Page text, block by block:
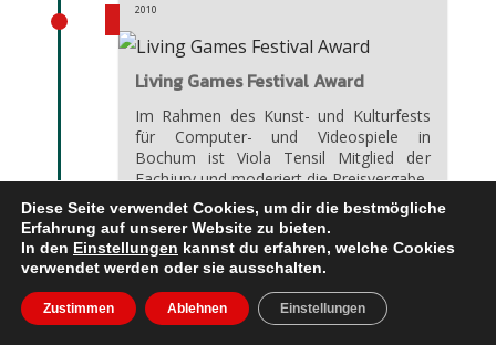
Living Games Festival Award
2010
Im Rahmen des Kunst- und Kulturfests
für Computer- und Videospiele in
Bochum ist Viola Tensil Mitglied der
Fachjury und moderiert die Preisvergabe.
2009
Diese Seite verwendet Cookies, um dir die bestmögliche
Erfahrung auf unserer Website zu bieten.
In den Einstellungen kannst du erfahren, welche Cookies
verwendet werden oder sie ausschalten.
Zustimmen Ablehnen Einstellungen